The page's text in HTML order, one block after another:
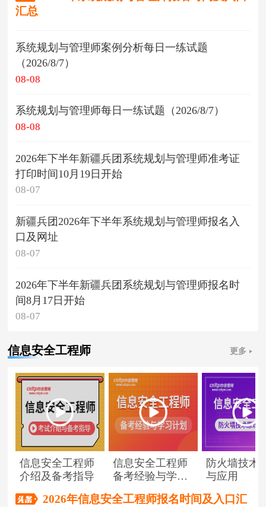
汇总
系统规划与管理师案例分析每日一练试题
（2026/8/7）
08-08
系统规划与管理师每日一练试题（2026/8/7）
08-08
2026年下半年新疆兵团系统规划与管理师准考证
打印时间10月19日开始
08-07
新疆兵团2026年下半年系统规划与管理师报名入
口及网址
08-07
2026年下半年新疆兵团系统规划与管理师报名时
间8月17日开始
08-07
信息安全工程师 更多
信息安全工程师
介绍及备考指导
信息安全工程师
备考经验与学习
防火墙技术
与应用
2026年信息安全工程师报名时间及入口汇